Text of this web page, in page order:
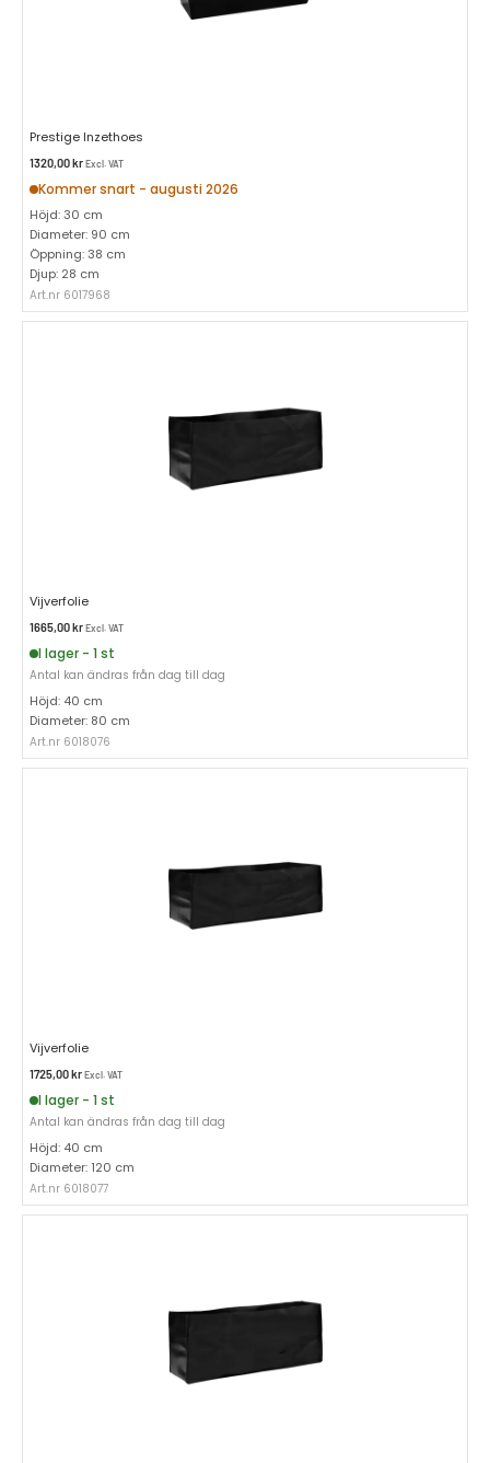
Prestige Inzethoes
1320,00krExcl. VAT
Kommer snart - augusti 2026
Höjd: 30 cm
Diameter: 90 cm
Öppning: 38 cm
Djup: 28 cm
Art.nr 6017968
Vijverfolie
1665,00krExcl. VAT
I lager - 1 st
Antal kan ändras från dag till dag
Höjd: 40 cm
Diameter: 80 cm
Art.nr 6018076
Vijverfolie
1725,00krExcl. VAT
I lager - 1 st
Antal kan ändras från dag till dag
Höjd: 40 cm
Diameter: 120 cm
Art.nr 6018077